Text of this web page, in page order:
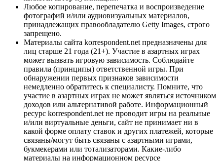
Любое копирование, перепечатка и воспроизведение
фотографий и/или аудиовизуальных материалов,
принадлежащих правообладателю Getty Images, строго
запрещено.
Материалы сайта korrespondent.net предназначены для
лиц старше 21 года (21+). Участие в азартных играх
может вызвать игровую зависимость. Соблюдайте
правила (принципы) ответственной игры. При
обнаружении первых признаков зависимости
немедленно обратитесь к специалисту. Помните, что
участие в азартных играх не может являться источником
доходов или альтернативой работе. Информационный
ресурс korrespondent.net не проводит игры на реальные
и/или виртуальные деньги, сайт не принимает ни в
какой форме оплату ставок и других платежей, которые
связаны/могут быть связаны с азартными играми,
букмекерами или тотализаторами. Какие-либо
материалы на информационном ресурсе